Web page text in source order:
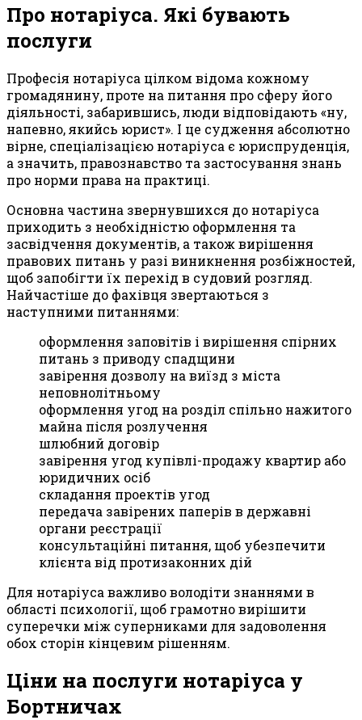
Про нотаріуса. Які бувають
послуги
Професія нотаріуса цілком відома кожному
громадянину, проте на питання про сферу його
діяльності, забарившись, люди відповідають «ну,
напевно, якийсь юрист». І це судження абсолютно
вірне, спеціалізацією нотаріуса є юриспруденція,
а значить, правознавство та застосування знань
про норми права на практиці.
Основна частина звернувшихся до нотаріуса
приходить з необхідністю оформлення та
засвідчення документів, а також вирішення
правових питань у разі виникнення розбіжностей,
щоб запобігти їх перехід в судовий розгляд.
Найчастіше до фахівця звертаються з
наступними питаннями:
оформлення заповітів і вирішення спірних
питань з приводу спадщини
завірення дозволу на виїзд з міста
неповнолітньому
оформлення угод на розділ спільно нажитого
майна після розлучення
шлюбний договір
завірення угод купівлі-продажу квартир або
юридичних осіб
складання проектів угод
передача завірених паперів в державні
органи реєстрації
консультаційні питання, щоб убезпечити
клієнта від протизаконних дій
Для нотаріуса важливо володіти знаннями в
області психології, щоб грамотно вирішити
суперечки між суперниками для задоволення
обох сторін кінцевим рішенням.
Ціни на послуги нотаріуса у
Бортничах